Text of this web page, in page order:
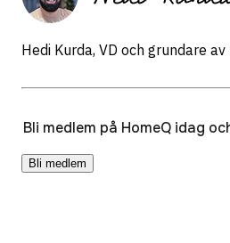
Hedi Kurda, VD och grundare av
Bli medlem på HomeQ idag
Bli medlem